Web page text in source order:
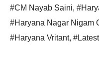
#CM Nayab Saini,
#Haryana Nagar Nigam
#Haryana Vritant,